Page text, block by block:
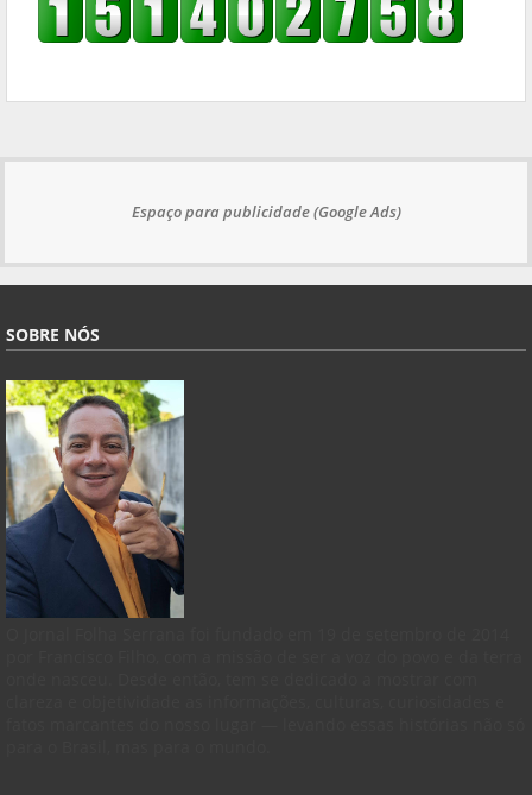
Espaço para publicidade (Google Ads)
SOBRE NÓS